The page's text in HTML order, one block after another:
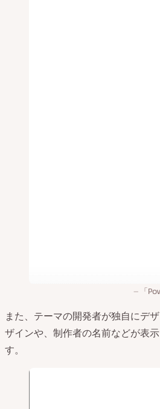
「
また、テーマの開発者が独自にデ
ザインや、制作者の名前などが表
す。